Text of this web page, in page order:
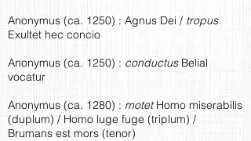
Anonymus (ca. 1250) : Agnus Dei / tropus
Exultet hec concio
Anonymus (ca. 1250) : conductusBelial
vocatur
Anonymus (ca. 1280) : motetHomo miserabilis
(duplum) / Homo luge fuge (triplum) /
Brumans est mors (tenor)